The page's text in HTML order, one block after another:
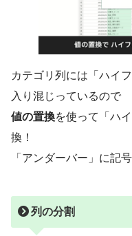
カテゴリ列には「ハイ
入り混じっているので
値の置換を使って「ハ
換！
「アンダーバー」に記
列の分割